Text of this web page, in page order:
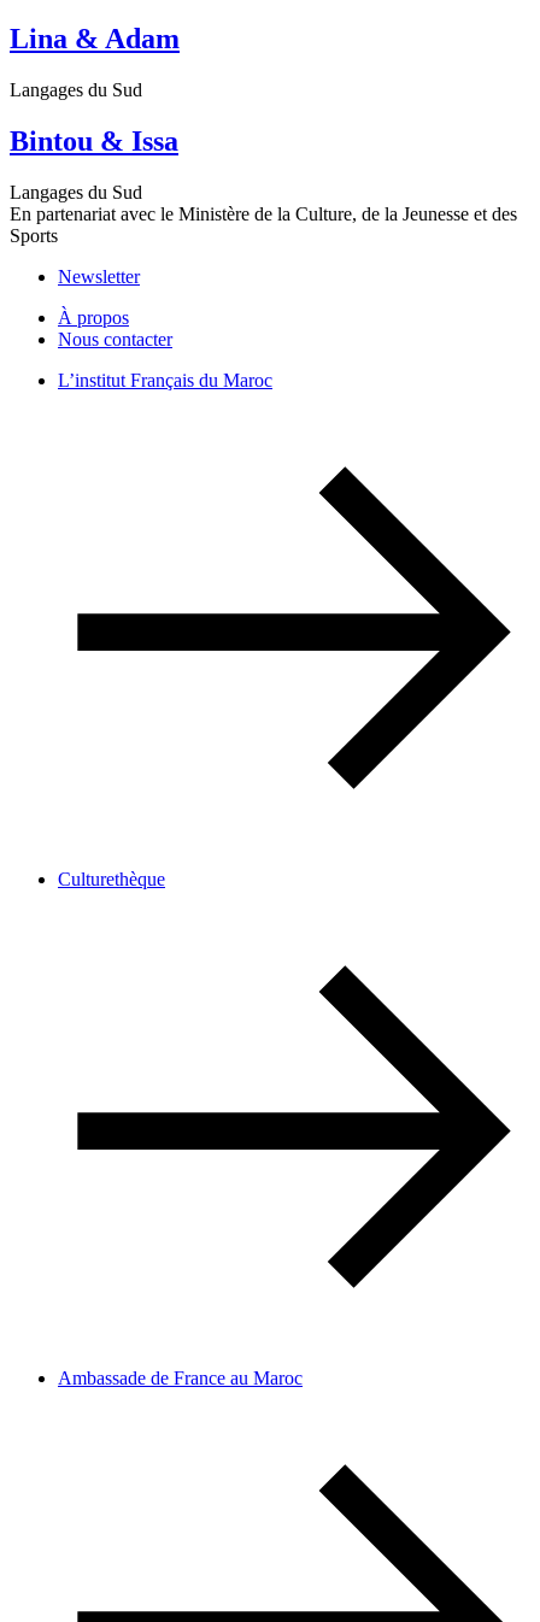
Lina & Adam
Langages du Sud
Bintou & Issa
Langages du Sud
En partenariat avec le Ministère de la Culture, de la Jeunesse et des
Sports
Newsletter
À propos
Nous contacter
L’institut Français du Maroc
Culturethèque
Ambassade de France au Maroc